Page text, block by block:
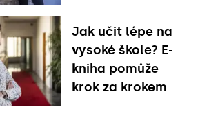
Jak učit lépe na
vysoké škole? E-
kniha pomůže
krok za krokem